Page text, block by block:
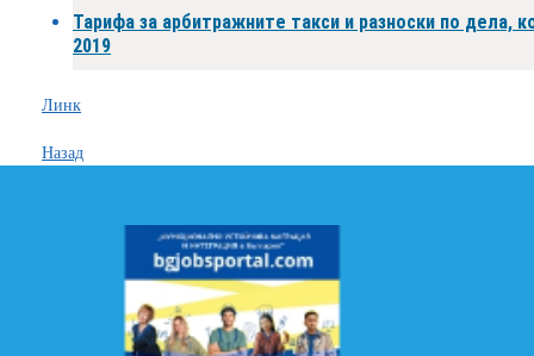
Тарифа за арбитражните такси и разноски по дела,
2019
Линк
Назад